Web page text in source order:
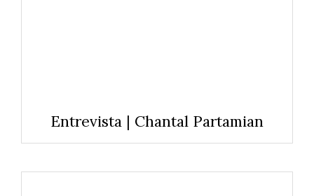
Entrevista | Chantal Partamian